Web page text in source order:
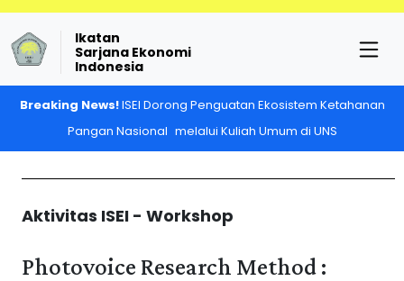
Ikatan
Sarjana Ekonomi
Indonesia
Breaking News!ISEI Dorong Penguatan Ekosistem Ketahanan
Pangan Nasional melalui Kuliah Umum di UNS
Aktivitas ISEI - Workshop
Photovoice Research Method :